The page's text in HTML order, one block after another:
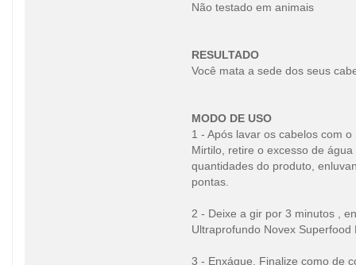
Não testado em animais
RESULTADO
Você mata a sede dos seus
MODO DE USO
1 - Após lavar os cabelos com
Mirtilo, retire o excesso de
quantidades do produto,
pontas.
2 - Deixe a gir por 3 minutos ,
Ultraprofundo Novex Superfood
3 - Enxágue. Finalize como de